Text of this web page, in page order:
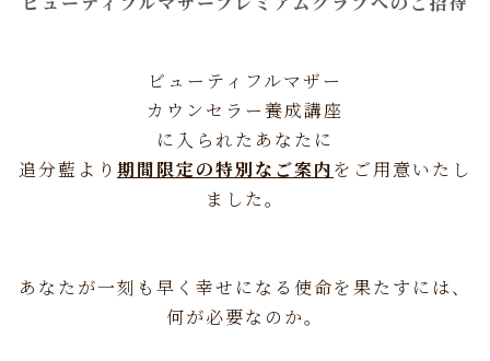
ビューティフルマザー
カウンセラー養成講座
に入られたあなたに
追分藍より 期間限定の特別なご案内をご用意いたし
ました。
あなたが一刻も早く幸せになる使命を果たすには、
何が必要なのか。